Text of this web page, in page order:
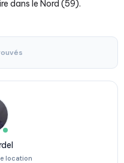
dans le Nord (59).
location